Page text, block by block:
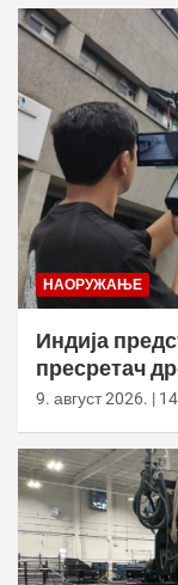
НАОРУЖАЊЕ
Индија
пресретач
9. август 2026. |